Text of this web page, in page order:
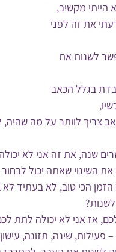
מקשיב,
את זה לפני
לשנות את
בגלל הכאב
לוותר על מה שהיה,
שנה, את זה אני לא
השינוי שאתה יכול
הזמן הכי טוב, לא בעתיד
אז אני לא יכולה לתת
שינה, תזונה,